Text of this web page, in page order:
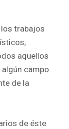
trabajos
aquellos
campo
de la
de éste